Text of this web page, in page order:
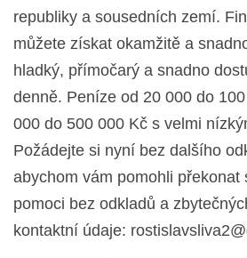
republiky a sousedních zemí.
můžete získat okamžitě a
hladký, přímočarý a snadno
denně. Peníze od 20 000 do
000 do 500 000 Kč s velmi
Požádejte si nyní bez dalšího
abychom vám pomohli překonat
pomoci bez odkladů a
kontaktní údaje: